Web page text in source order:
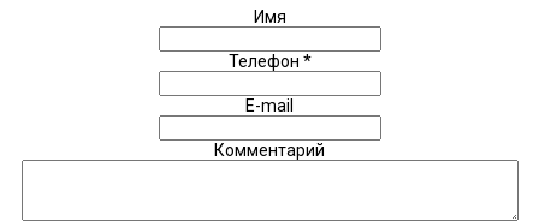
Имя
Телефон *
E-mail
Комментарий